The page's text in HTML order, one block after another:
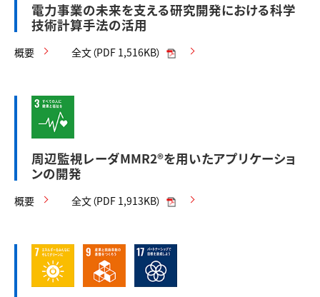
電力事業の未来を支える研究開発における科学
技術計算手法の活用
概要 全文（PDF 1,516KB）
周辺監視レーダMMR2®を用いたアプリケーショ
ンの開発
概要 全文（PDF 1,913KB）